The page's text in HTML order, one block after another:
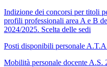
Indizione dei concorsi per titoli
profili professionali area A e B
2024/2025. Scelta delle sedi
Posti disponibili personale
Mobilità personale docente A.S.